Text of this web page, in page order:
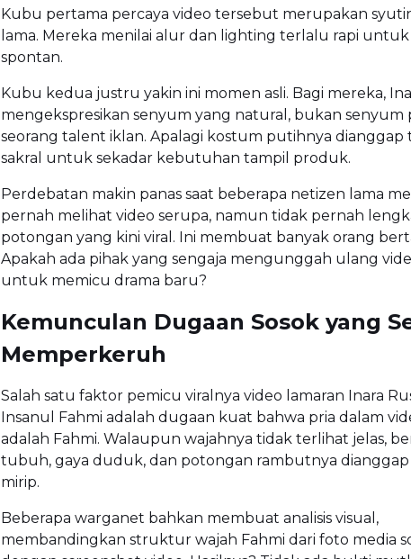
Kubu pertama percaya video tersebut merupakan
lama. Mereka menilai alur dan lighting terlalu rapi
spontan.
Kubu kedua justru yakin ini momen asli. Bagi mereka,
mengekspresikan senyum yang natural, bukan senyum
seorang talent iklan. Apalagi kostum putihnya dianggap
sakral untuk sekadar kebutuhan tampil produk.
Perdebatan makin panas saat beberapa netizen lama
pernah melihat video serupa, namun tidak pernah
potongan yang kini viral. Ini membuat banyak orang
Apakah ada pihak yang sengaja mengunggah ulang
untuk memicu drama baru?
Kemunculan Dugaan Sosok yang
Memperkeruh
Salah satu faktor pemicu viralnya video lamaran Inara
Insanul Fahmi adalah dugaan kuat bahwa pria dalam
adalah Fahmi. Walaupun wajahnya tidak terlihat jelas,
tubuh, gaya duduk, dan potongan rambutnya dianggap
mirip.
Beberapa warganet bahkan membuat analisis visual,
membandingkan struktur wajah Fahmi dari foto media